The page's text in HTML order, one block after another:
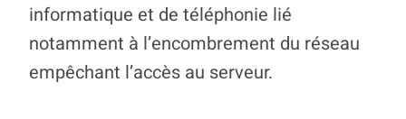
informatique et de téléphonie lié
notamment à l’encombrement du réseau
empêchant l’accès au serveur.